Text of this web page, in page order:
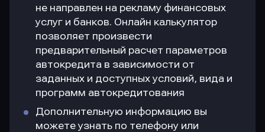
не направлен на рекламу финансовых
услуг и банков. Онлайн калькулятор
позволяет произвести
предварительный расчет параметров
автокредита в зависимости от
заданных и доступных условий, вида и
программ автокредитования
Дополнительную информацию вы
можете узнать по телефону или